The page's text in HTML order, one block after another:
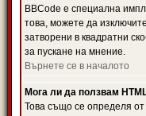
BBCode е специална
това, можете да
затворени в квадратни
за пускане на мнение.
Върнете се в началото
Мога ли да ползвам
Това също се определя